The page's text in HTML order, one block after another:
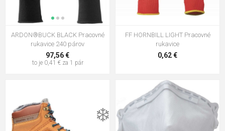
ARDON®BUCK BLACK Pracovné
rukavice 240 párov
97,56 €
to je 0,41 € za 1 pár
FF HORNBILL LIGHT Pracovné
rukavice
0,62 €
❄️